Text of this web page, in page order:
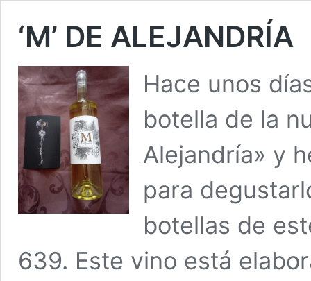
‘M’ DE ALEJANDRÍA
Hace unos
botella de la
Alejandría» y
para
botellas de
639. Este vino está